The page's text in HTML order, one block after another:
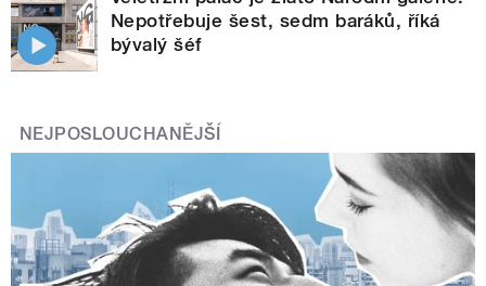
Nepotřebuje šest, sedm baráků, říká
bývalý šéf
NEJPOSLOUCHANĚJŠÍ